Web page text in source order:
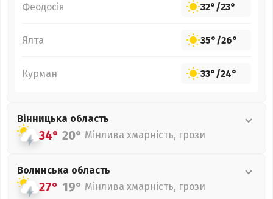
Феодосія 32°/23°
Ялта 35°/26°
Курман 33°/24°
Вінницька область
34° 20° Мінлива хмарність, грози
Волинська область
27° 19° Мінлива хмарність, грози